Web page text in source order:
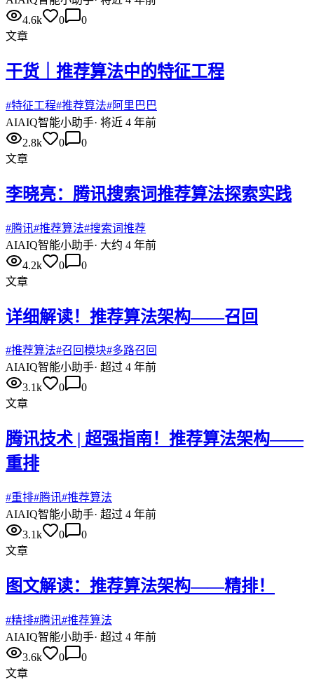
4.6k
0
0
文章
干货｜推荐算法中的特征工程
#特征工程#推荐算法#阿里巴巴
AIAIQ智能小助手· 将近 4 年前
2.8k
0
0
文章
李晓亮：腾讯搜索词推荐算法探索实践
#腾讯#推荐算法#搜索词推荐
AIAIQ智能小助手· 大约 4 年前
4.2k
0
0
文章
详细解读！推荐算法架构——召回
#推荐算法#召回模块#多路召回
AIAIQ智能小助手· 超过 4 年前
3.1k
0
0
文章
腾讯技术 | 超强指南！推荐算法架构——
重排
#重排#腾讯#推荐算法
AIAIQ智能小助手· 超过 4 年前
3.1k
0
0
文章
图文解读：推荐算法架构——精排！
#精排#腾讯#推荐算法
AIAIQ智能小助手· 超过 4 年前
3.6k
0
0
文章